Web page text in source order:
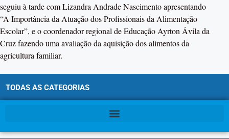
seguiu à tarde com Lizandra Andrade Nascimento apresentando
“A Importância da Atuação dos Profissionais da Alimentação
Escolar”, e o coordenador regional de Educação Ayrton Ávila da
Cruz fazendo uma avaliação da aquisição dos alimentos da
agricultura familiar.
TODAS AS CATEGORIAS